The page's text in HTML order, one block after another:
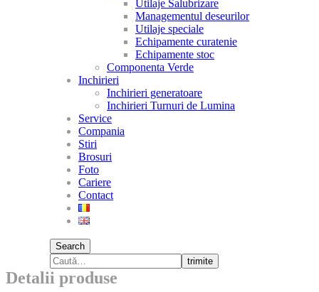
Utilaje Salubrizare
Managementul deseurilor
Utilaje speciale
Echipamente curatenie
Echipamente stoc
Componenta Verde
Inchirieri
Inchirieri generatoare
Inchirieri Turnuri de Lumina
Service
Compania
Stiri
Brosuri
Foto
Cariere
Contact
Search
trimite
Detalii produse